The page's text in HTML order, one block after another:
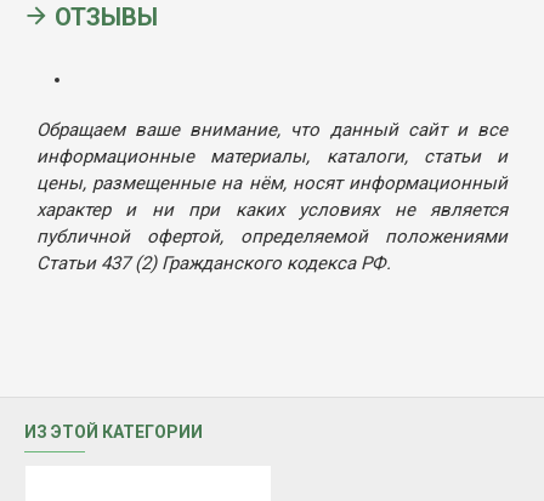
ОТЗЫВЫ
Обращаем ваше внимание, что данный сайт и все
информационные материалы, каталоги, статьи и
цены, размещенные на нём, носят информационный
характер и ни при каких условиях не является
публичной офертой, определяемой положениями
Статьи 437 (2) Гражданского кодекса РФ.
ИЗ ЭТОЙ КАТЕГОРИИ